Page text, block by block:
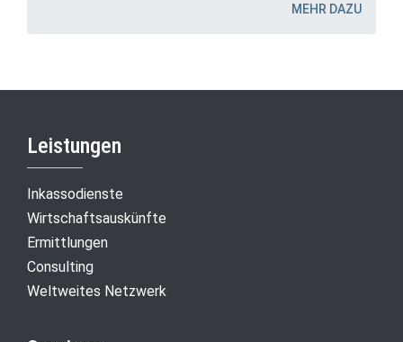
MEHR DAZU
Leistungen
Inkassodienste
Wirtschaftsauskünfte
Ermittlungen
Consulting
Weltweites Netzwerk